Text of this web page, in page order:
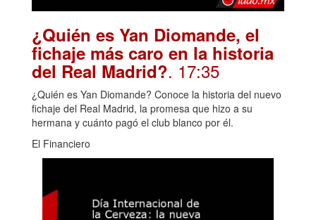
¿Quién es Yan Diomande, el
fichaje más caro en la historia
del Real Madrid?. 17:35
¿Quién es Yan Diomande? Conoce la historia del nuevo
fichaje del Real Madrid, la promesa que hizo a su
hermana y cuánto pagó el club blanco por él.
El Financiero